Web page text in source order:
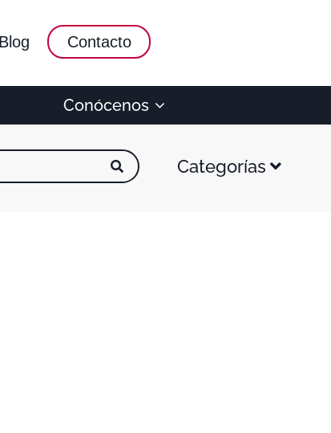
Blog Contacto
Conócenos
Categorías